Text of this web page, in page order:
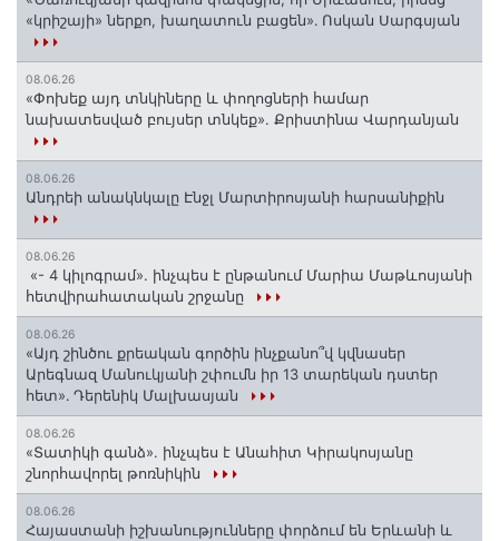
«կրիշայի» ներքո, խաղատուն բացեն»․ Ոսկան Սարգսյան
08.06.26
«Փոխեք այդ տնկիները և փողոցների համար
նախատեսված բույսեր տնկեք». Քրիստինա Վարդանյան
08.06.26
Անդրեի անակնկալը Էնջլ Մարտիրոսյանի հարսանիքին
08.06.26
«- 4 կիլոգրամ». ինչպես է ընթանում Մարիա Մաթևոսյանի
հետվիրահատական շրջանը
08.06.26
«Այդ շինծու քրեական գործին ինչքանո՞վ կվնասեր
Արեգնազ Մանուկյանի շփումն իր 13 տարեկան դստեր
հետ»․ Դերենիկ Մալխասյան
08.06.26
«Տատիկի գանձ». ինչպես է Անահիտ Կիրակոսյանը
շնորհավորել թոռնիկին
08.06.26
Հայաստանի իշխանությունները փորձում են Երևանի և